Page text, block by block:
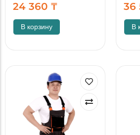
24 360 ₸
В корзину
36
В